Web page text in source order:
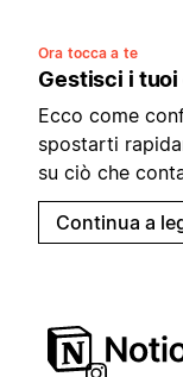
Ora tocca a te
Gestisci i
Ecco come
spostarti
su ciò che
Continua a